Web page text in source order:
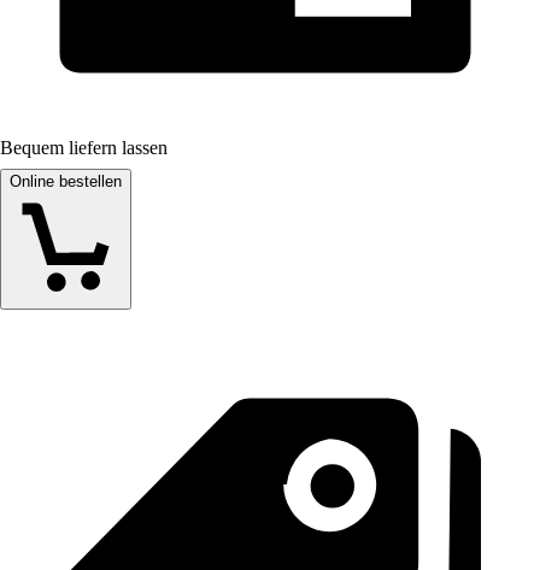
Bequem liefern lassen
Online bestellen